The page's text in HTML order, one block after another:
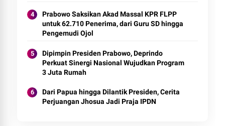
Prabowo Saksikan Akad Massal KPR FLPP
untuk 62.710 Penerima, dari Guru SD hingga
Pengemudi Ojol
Dipimpin Presiden Prabowo, Deprindo
Perkuat Sinergi Nasional Wujudkan Program
3 Juta Rumah
Dari Papua hingga Dilantik Presiden, Cerita
Perjuangan Jhosua Jadi Praja IPDN